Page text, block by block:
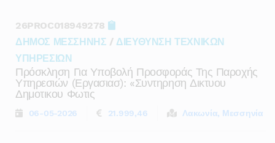
26PROC018949278
ΔΗΜΟΣ ΜΕΣΣΗΝΗΣ / ΔΙΕΥΘΥΝΣΗ ΤΕΧΝΙΚΩΝ
ΥΠΗΡΕΣΙΩΝ
Πρόσκληση Για Υποβολή Προσφοράς Της Παροχής
Υπηρεσιών (εργασιασ): «συντηρηση Δικτυου
Δημοτικου Φωτις
06-05-2026 21.999,46 Λακωνία, Μεσσηνία